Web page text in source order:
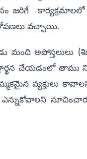
జరిగే
ఆరోపణలు వచ్చాయి.
మంది అపోస్తలులు
చేయడంలో తాము
వ్యక్తులు
ఎన్నుకోవాలని